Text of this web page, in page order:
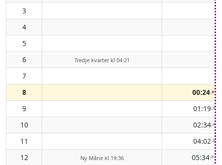
3
4
5
6
Tredje kvarter kl 04:21
7
-
8
00:24↑(
9 01:19↑
10 02:34↑
11 04:02↑
12 Ny Måne kl 19:36 05:34↑(